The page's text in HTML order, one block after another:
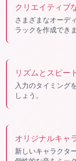
クリエイティブ
さまざまなオーデ
ラックを作成できま
リズムとスピー
入力のタイミング
しょう。
オリジナルキャ
新しいキャラクタ